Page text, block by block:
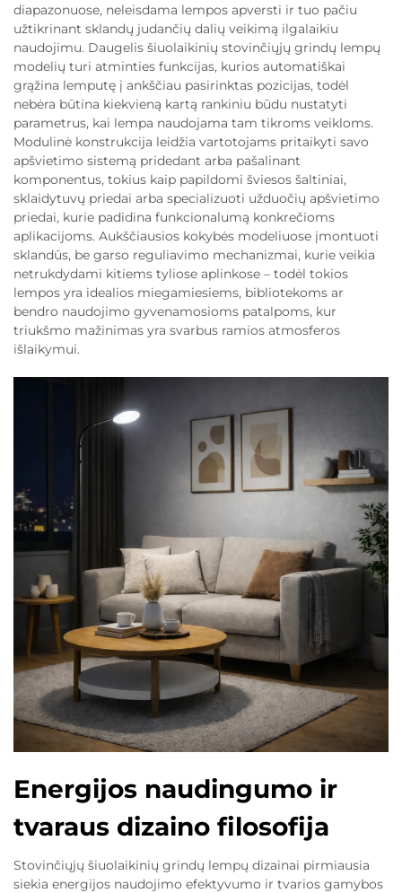
diapazonuose, neleisdama lempos apversti ir tuo pačiu
užtikrinant sklandų judančių dalių veikimą ilgalaikiu
naudojimu. Daugelis šiuolaikinių stovinčiųjų grindų lempų
modelių turi atminties funkcijas, kurios automatiškai
grąžina lemputę į ankščiau pasirinktas pozicijas, todėl
nebėra būtina kiekvieną kartą rankiniu būdu nustatyti
parametrus, kai lempa naudojama tam tikroms veikloms.
Modulinė konstrukcija leidžia vartotojams pritaikyti savo
apšvietimo sistemą pridedant arba pašalinant
komponentus, tokius kaip papildomi šviesos šaltiniai,
sklaidytuvų priedai arba specializuoti užduočių apšvietimo
priedai, kurie padidina funkcionalumą konkrečioms
aplikacijoms. Aukščiausios kokybės modeliuose įmontuoti
sklandūs, be garso reguliavimo mechanizmai, kurie veikia
netrukdydami kitiems tyliose aplinkose – todėl tokios
lempos yra idealios miegamiesiems, bibliotekoms ar
bendro naudojimo gyvenamosioms patalpoms, kur
triukšmo mažinimas yra svarbus ramios atmosferos
išlaikymui.
Energijos naudingumo ir
tvaraus dizaino filosofija
Stovinčiųjų šiuolaikinių grindų lempų dizainai pirmiausia
siekia energijos naudojimo efektyvumo ir tvarios gamybos